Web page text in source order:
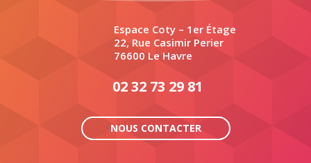
Espace Coty – 1er Étage
22, Rue Casimir Perier
76600 Le Havre
02 32 73 29 81
NOUS CONTACTER